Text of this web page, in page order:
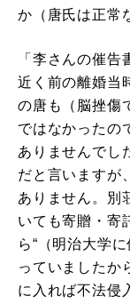
か（唐氏は正常
「李さんの催
近く前の離婚当
の唐も（脳挫傷
ではなかったの
ありませんでし
だと言いますが
ありません。別
いても寄贈・寄
ら“（明治大学
っていましたか
に入れば不法侵